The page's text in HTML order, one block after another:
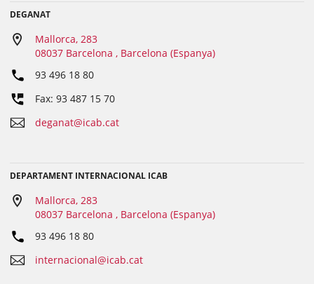
DEGANAT
Mallorca, 283
08037 Barcelona , Barcelona (Espanya)
93 496 18 80
Fax: 93 487 15 70
deganat@icab.cat
DEPARTAMENT INTERNACIONAL ICAB
Mallorca, 283
08037 Barcelona , Barcelona (Espanya)
93 496 18 80
internacional@icab.cat